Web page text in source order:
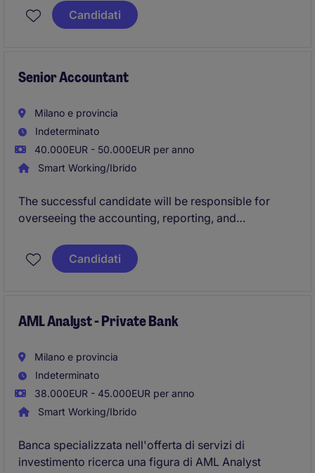
La risorsa sarà responsabile della gestione dei fondi
e delle iniziative immobiliari assegnate, assicurando
attività operative, finanziarie e strategiche.
Candidati
Senior Accountant
Milano e provincia
Indeterminato
40.000EUR - 50.000EUR per anno
Smart Working/Ibrido
The successful candidate will be responsible for
overseeing the accounting, reporting, and
Purpose Vehicles and for coordinating a team of
accounting professionals
senior management in a fast-paced and international
Candidati
AML Analyst - Private Bank
Milano e provincia
Indeterminato
38.000EUR - 45.000EUR per anno
Smart Working/Ibrido
Banca specializzata nell'offerta di servizi di
investimento ricerca una figura di AML Analyst